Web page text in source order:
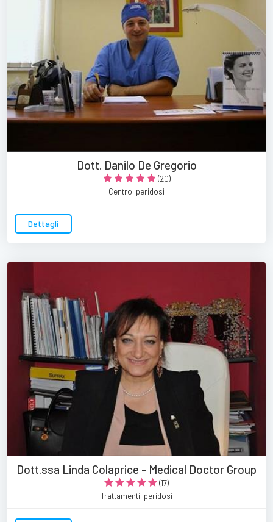
Dott. Danilo De Gregorio
(20)
Centro iperidosi
Dettagli
Dott.ssa Linda Colaprice - Medical Doctor Group
(17)
Trattamenti iperidosi